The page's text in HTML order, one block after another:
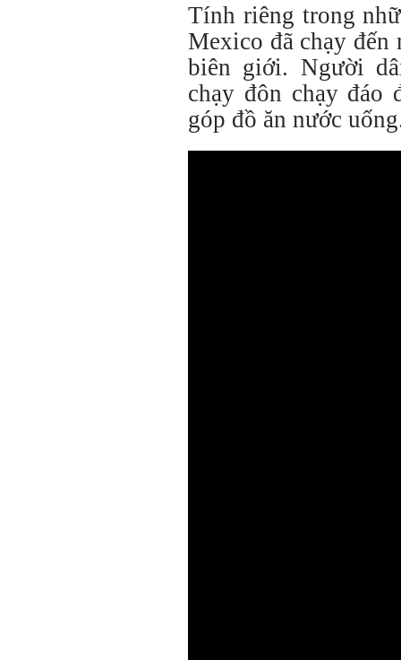
Tính riêng trong
Mexico đã chạy đến
biên giới. Người
chạy đôn chạy đáo
góp đồ ăn nước